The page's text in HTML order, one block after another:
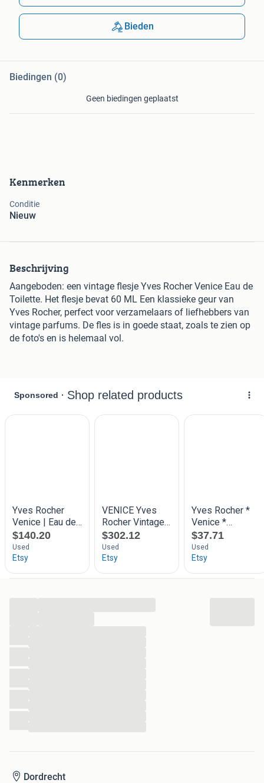
Kenmerken
Conditie
Nieuw
Beschrijving
Aangeboden: een vintage flesje Yves Rocher Venice Eau de
Toilette. Het flesje bevat 60 ML Een klassieke geur van
Yves Rocher, perfect voor verzamelaars of liefhebbers van
vintage parfums. De fles is in goede staat, zoals te zien op
de foto's en is helemaal vol.
Dordrecht
Bieden
Biedingen (0)
Geen biedingen geplaatst